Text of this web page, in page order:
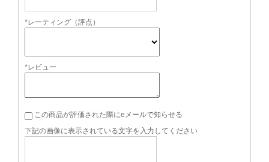
*レーティング（評点）
*レビュー
この商品が評価された際にeメールで知らせる
下記の画像に表示されている文字を入力してください